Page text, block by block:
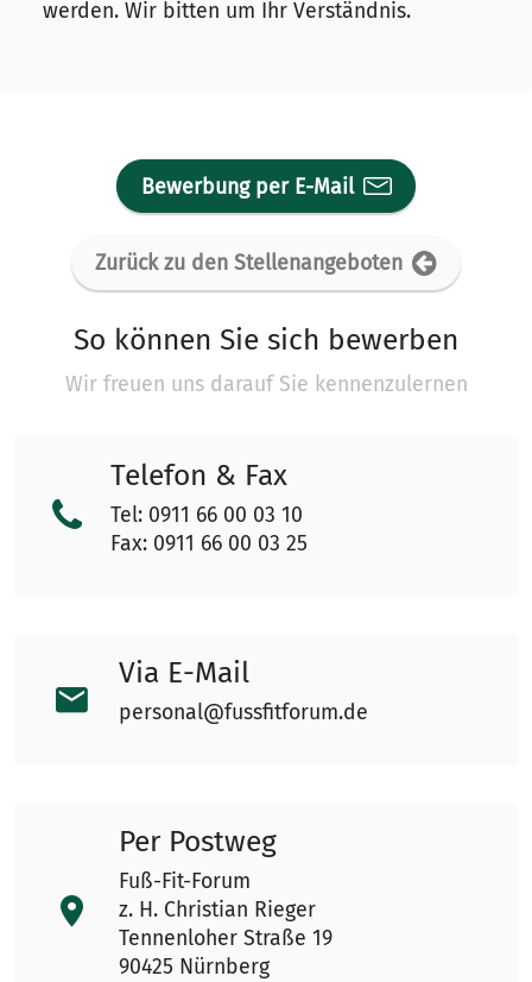
werden. Wir bitten um Ihr Verständnis.
Bewerbung per E-Mail
Zurück zu den Stellenangeboten
So können Sie sich bewerben
Wir freuen uns darauf Sie kennenzulernen
Telefon & Fax
Tel: 0911 66 00 03 10
Fax: 0911 66 00 03 25
Via E-Mail
personal@fussfitforum.de
Per Postweg
Fuß-Fit-Forum
z. H. Christian Rieger
Tennenloher Straße 19
90425 Nürnberg